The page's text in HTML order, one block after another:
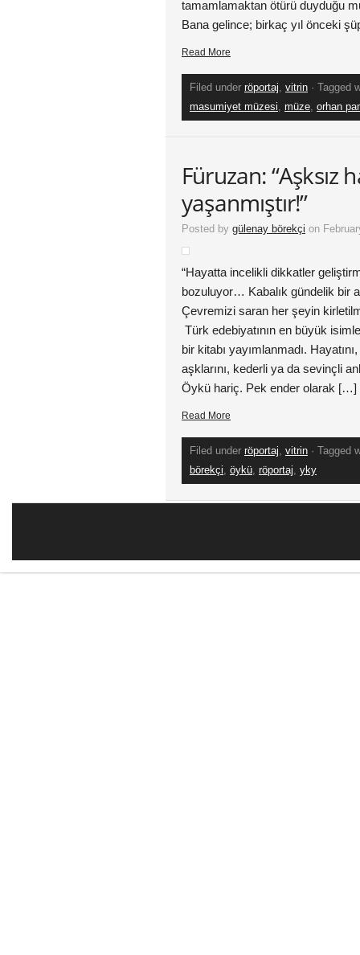
tamamlamaktan ötürü duyduğu
Bana gelince; birkaç yıl önceki
Read More
Filed under röportaj, vitrin · Tagged
masumiyet müzesi, müze, orhan
Füruzan: “Aşksız
yaşanmıştır!”
Posted by gülenay börekçi on
“Hayatta incelikli dikkatler
bozuluyor… Kabalık gündelik bir
Çevremizi saran her şeyin
Türk edebiyatının en büyük
bir kitabı yayımlanmadı.
aşklarını, kederli ya da sevinçli
Öykü hariç. Pek ender olarak […]
Read More
Filed under röportaj, vitrin · Tagged
börekçi, öykü, röportaj, yky